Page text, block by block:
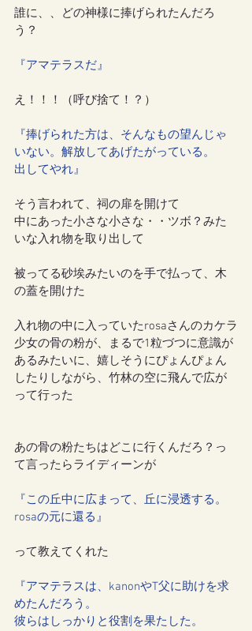
誰に、、どの神様に捧げられたんだろ
う？
『アマテラスだ』
え！！！（呼び捨て！？）
『捧げられた方は、そんなもの望んじゃ
いない。解放してあげたがっている。
出してやれ』
そう言われて、祠の扉を開けて
中にあった小さな小さな・・ツボ？みた
いな入れ物を取り出して
被ってる砂埃みたいのを手で払って、木
の蓋を開けた
入れ物の中に入っていたrosaさんのカケラ
少女の骨の粉が、まるで1粒づつに意識が
あるみたいに、嬉しそうにぴょんぴょん
したりしながら、竹林の空に飛んで広が
って行った
あの骨の粉たちはどこに行くんだろ？っ
て言ったらライディーンが
『この丘中に広まって、丘に浸透する。
rosaの元に還る』
って教えてくれた
『アマテラスは、kanonやT父に助けを求
めたんだろう。
彼らはしっかりと役割を果たした。